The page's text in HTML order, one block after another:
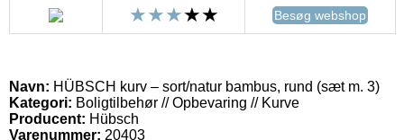
Besøg webshop
Navn: HÜBSCH kurv – sort/natur bambus, rund (sæt m. 3)
Kategori: Boligtilbehør // Opbevaring // Kurve
Producent: Hübsch
Varenummer: 20403